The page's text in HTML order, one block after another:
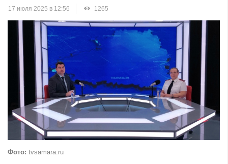
17 июля 2025 в 12:56 1265
Фото: tvsamara.ru